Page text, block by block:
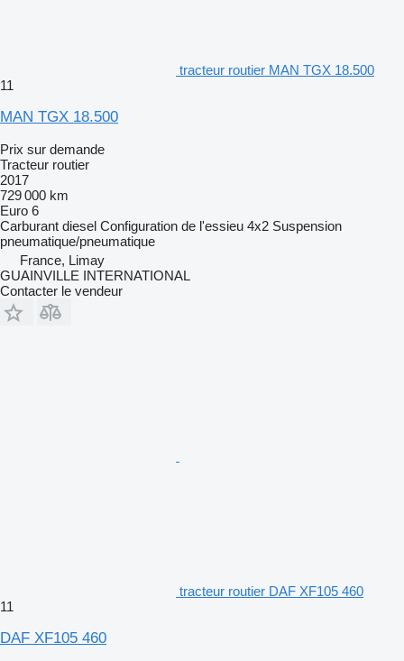
tracteur routier MAN TGX 18.500
11
MAN TGX 18.500
Prix sur demande
Tracteur routier
2017
729 000 km
Euro 6
Carburant diesel Configuration de l'essieu 4x2 Suspension
pneumatique/pneumatique
France, Limay
GUAINVILLE INTERNATIONAL
Contacter le vendeur
tracteur routier DAF XF105 460
11
DAF XF105 460